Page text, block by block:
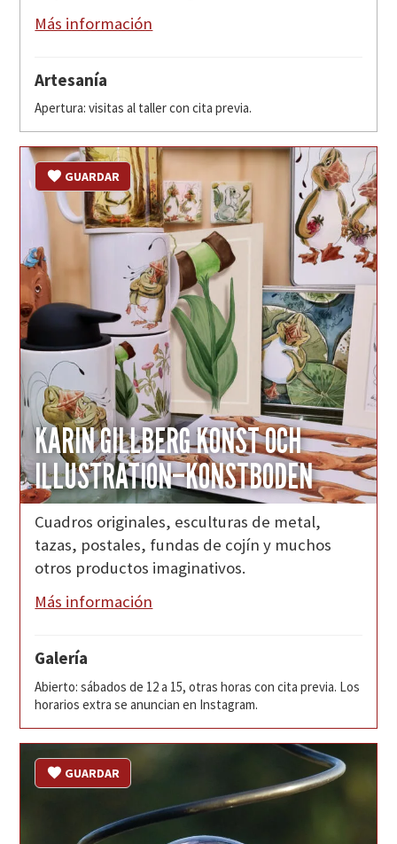
Más información
Artesanía
Apertura: visitas al taller con cita previa.
KARIN GILLBERG KONST OCH
ILLUSTRATION–KONSTBODEN
GUARDAR
Cuadros originales, esculturas de metal,
tazas, postales, fundas de cojín y muchos
otros productos imaginativos.
Más información
Galería
Abierto: sábados de 12 a 15, otras horas con cita previa. Los
horarios extra se anuncian en Instagram.
GUARDAR